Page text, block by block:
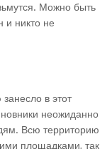
Можно быть
и никто не
в этот
неожиданно
Всю территорию
площадками, так